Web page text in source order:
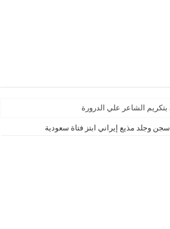
سجن وجلد مذيع إيراني ابتز فتاة سعودية